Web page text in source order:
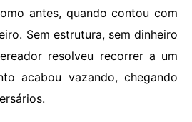
antes, quando contou com
Sem estrutura, sem dinheiro
resolveu recorrer a um
acabou vazando, chegando